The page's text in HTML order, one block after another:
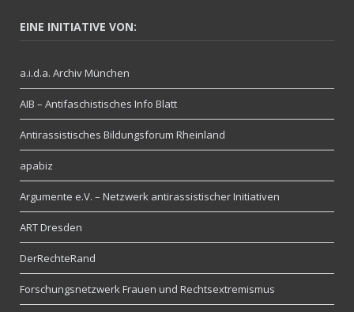
EINE INITIATIVE VON:
a.i.d.a. Archiv München
AIB – Antifaschistisches Info Blatt
Antirassistisches Bildungsforum Rheinland
apabiz
Argumente e.V. – Netzwerk antirassistischer Initiativen
ART Dresden
DerRechteRand
Forschungsnetzwerk Frauen und Rechtsextremismus